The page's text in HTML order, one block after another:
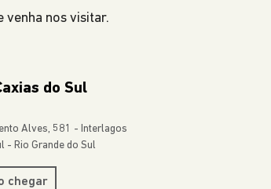
venha nos visitar.
do Sul
Alves, 581 - Interlagos
- Rio Grande do Sul
chegar